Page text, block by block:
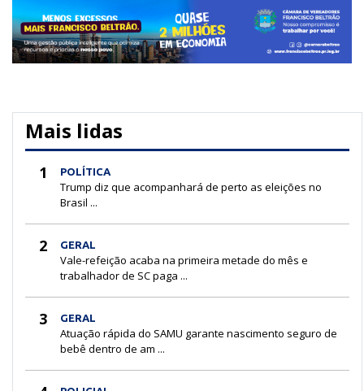
Mais lidas
1 POLÍTICA
Trump diz que acompanhará de perto as eleições no
Brasil ...
2 GERAL
Vale-refeição acaba na primeira metade do mês e
trabalhador de SC paga ...
3 GERAL
Atuação rápida do SAMU garante nascimento seguro de
bebê dentro de am ...